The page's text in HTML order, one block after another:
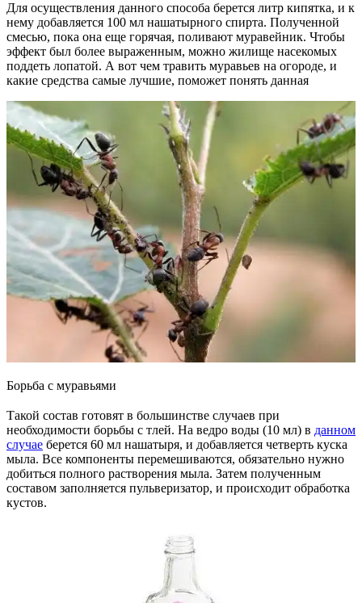
Для осуществления данного способа берется литр кипятка, и к
нему добавляется 100 мл нашатырного спирта. Полученной
смесью, пока она еще горячая, поливают муравейник. Чтобы
эффект был более выраженным, можно жилище насекомых
поддеть лопатой. А вот чем травить муравьев на огороде, и
какие средства самые лучшие, поможет понять данная
Борьба с муравьями
Такой состав готовят в большинстве случаев при
необходимости борьбы с тлей. На ведро воды (10 мл) в данном
случае берется 60 мл нашатыря, и добавляется четверть куска
мыла. Все компоненты перемешиваются, обязательно нужно
добиться полного растворения мыла. Затем полученным
составом заполняется пульверизатор, и происходит обработка
кустов.